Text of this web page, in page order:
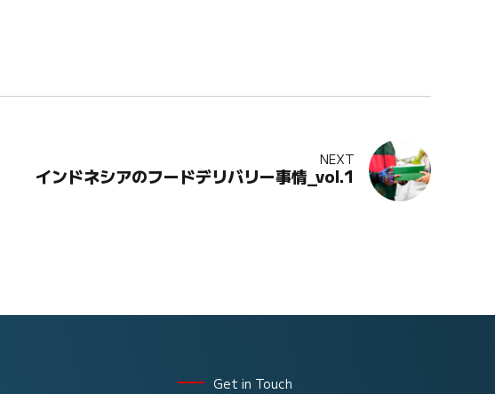
NEXT
インドネシアのフードデリバリー事情_vol.1
Get in Touch